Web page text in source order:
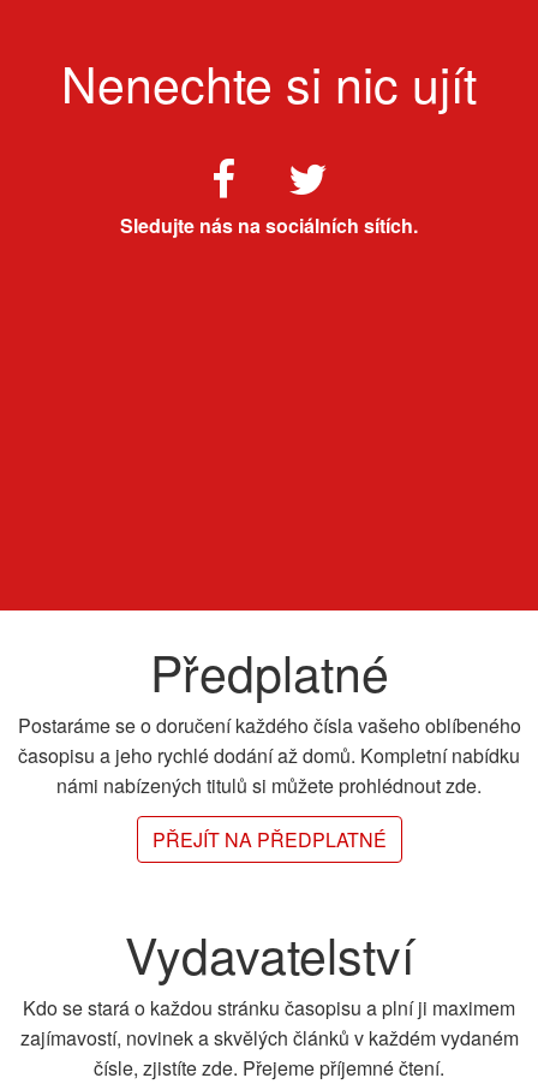
Nenechte si nic ujít
Sledujte nás na sociálních sítích.
Předplatné
Postaráme se o doručení každého čísla vašeho oblíbeného
časopisu a jeho rychlé dodání až domů. Kompletní nabídku
námi nabízených titulů si můžete prohlédnout zde.
PŘEJÍT NA PŘEDPLATNÉ
Vydavatelství
Kdo se stará o každou stránku časopisu a plní ji maximem
zajímavostí, novinek a skvělých článků v každém vydaném
čísle, zjistíte zde. Přejeme příjemné čtení.